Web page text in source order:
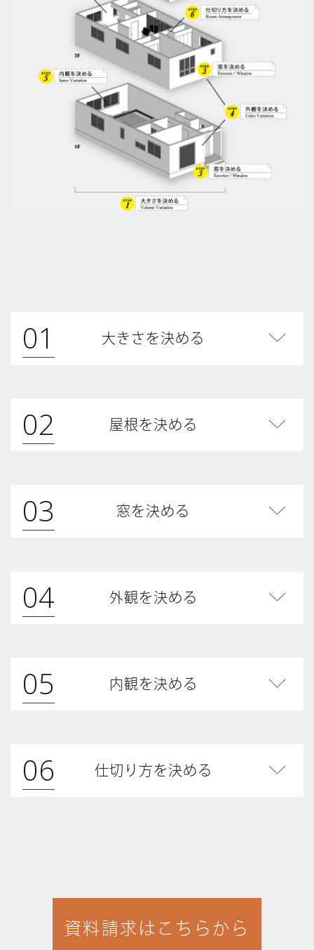
間取り集
01 大きさを決める
02 屋根を決める
03 窓を決める
04 外観を決める
05 内観を決める
06 仕切り方を決める
資料請求はこちらから